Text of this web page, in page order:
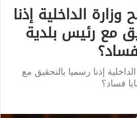
الداخلية إذنا
مع رئيس بلدية
إذنا رسميا بالتحقيق مع
فساد؟